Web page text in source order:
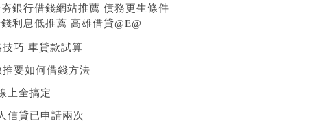
銀行借錢網站推薦 債務更生條件
利息低推薦 高雄借貸@E@
巧 車貸款試算
要如何借錢方法
上全搞定
信貸已申請兩次